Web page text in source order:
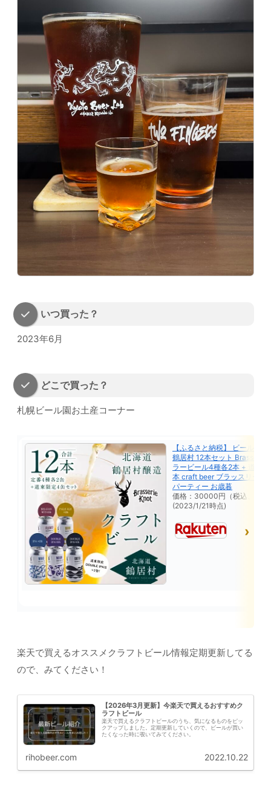
いつ買った？
2023年6月
どこで買った？
札幌ビール園お土産コーナー
【ふるさと納税】 ビール ク
鶴居村 12本セット Brasserie
ラービール4種各2本 + 道東
本 craft beer ブラッスリーノ
パーティー お歳暮
価格：30000円（税込、送料
(2023/1/21時点)
楽天で買えるオススメクラフトビール情報定期更新してる
ので、みてください！
【2026年3月更新】今楽天で買えるおすすめク
ラフトビール
楽天で買えるクラフトビールのうち、気になるものをピッ
クアップしました。定期更新していくので、ビールが買い
たくなった時に覗いてみてください。
rihobeer.com 2022.10.22